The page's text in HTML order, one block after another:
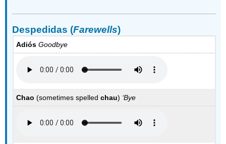
Despedidas (Farewells)
Adiós Goodbye
Chao (sometimes spelledchau) ‘Bye